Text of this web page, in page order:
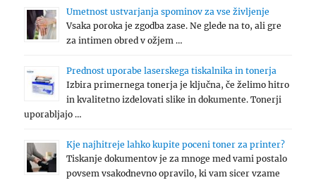
Umetnost ustvarjanja spominov za vse življenje
Vsaka poroka je zgodba zase. Ne glede na to, ali gre
za intimen obred v ožjem …
Prednost uporabe laserskega tiskalnika in tonerja
Izbira primernega tonerja je ključna, če želimo hitro
in kvalitetno izdelovati slike in dokumente. Tonerji
uporabljajo …
Kje najhitreje lahko kupite poceni toner za printer?
Tiskanje dokumentov je za mnoge med vami postalo
povsem vsakodnevno opravilo, ki vam sicer vzame